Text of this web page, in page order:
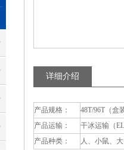
详细介绍
产品规格：
48T/96T（盒
产品运输：
干冰运输（
产品种类：
人、小鼠、